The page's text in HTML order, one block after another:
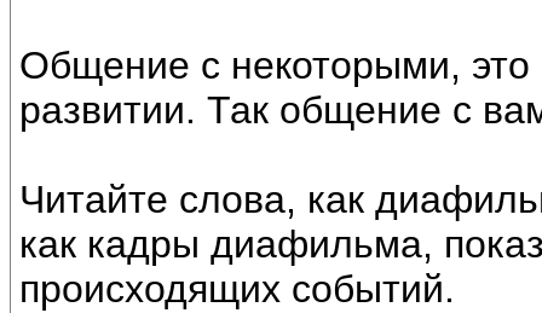
Общение с некоторыми, это
развитии. Так общение с
Читайте слова, как
как кадры диафильма,
происходящих событий.